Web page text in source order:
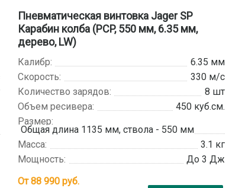
Пневматическая винтовка Jager SP
Карабин колба (PCP, 550 мм, 6.35 мм,
дерево, LW)
Калибр:
6.35 мм
Скорость:
330 м/с
Количество зарядов:
8 шт
Объем ресивера:
450 куб.см.
Размер:
Общая длина 1135 мм, ствола - 550 мм
Масса:
3.1 кг
Мощность:
До 3 Дж
От88 990руб.